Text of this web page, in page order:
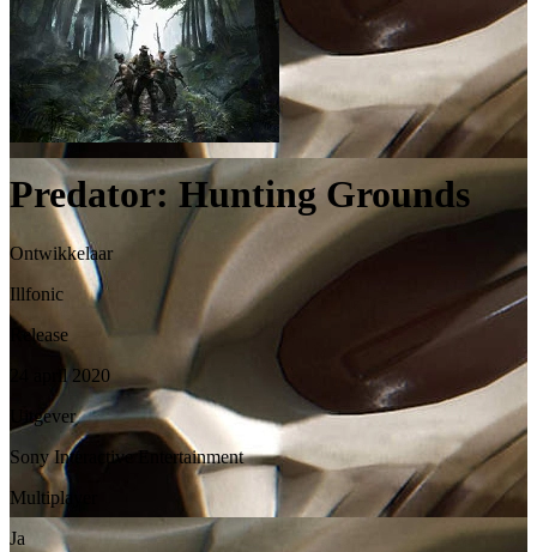
Predator: Hunting Grounds
Ontwikkelaar
Illfonic
Release
24 april 2020
Uitgever
Sony Interactive Entertainment
Multiplayer
Ja